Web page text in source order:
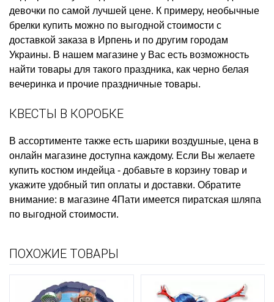
девочки по самой лучшей цене. К примеру, необычные
брелки купить можно по выгодной стоимости с
доставкой заказа в Ирпень и по другим городам
Украины. В нашем магазине у Вас есть возможность
найти товары для такого праздника, как черно белая
вечеринка и прочие праздничные товары.
КВЕСТЫ В КОРОБКЕ
В ассортименте также есть шарики воздушные, цена в
онлайн магазине доступна каждому. Если Вы желаете
купить костюм индейца - добавьте в корзину товар и
укажите удобный тип оплаты и доставки. Обратите
внимание: в магазине 4Пати имеется пиратская шляпа
по выгодной стоимости.
ПОХОЖИЕ ТОВАРЫ